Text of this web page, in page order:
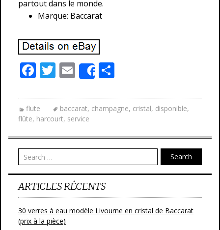
partout dans le monde.
Marque: Baccarat
F
e
b
o
o
k
T
itt
er
E
m
ai
l
Share
ta
g
er
flute baccarat, champagne, cristal, disponible,
flûte, harcourt, service
Search
ARTICLES RÉCENTS
30 verres à eau modèle Livourne en cristal de Baccarat
(prix à la pièce)